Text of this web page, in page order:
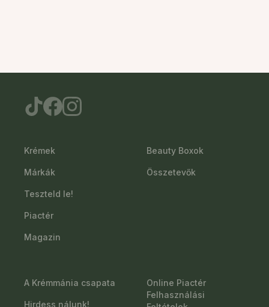
Krémek
Márkák
Teszteld le!
Piactér
Magazin
Beauty Boxok
Összetevők
A Krémmánia csapata
Hirdess nálunk!
Online Piactér
Felhasználási